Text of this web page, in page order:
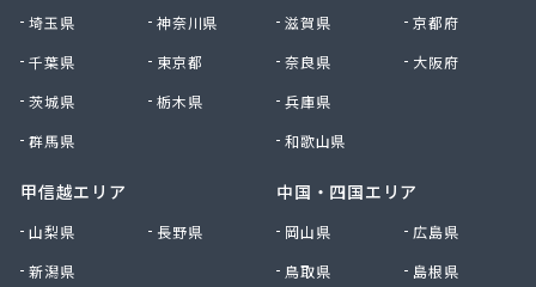
貴船商事株式会社
吉村アクティブ産業株式会社
吉武産業株式会社 福岡支店
吉武産業株式会社 福岡西営業所
吉野住宅設備機器有限会社
久留米エル・ピー・ガス株式会社
久留米ガス株式会社
埼玉県
神奈川県
千葉県
東京都
茨城県
栃木県
群馬県
甲信越エリア
山梨県
長野県
新潟県
滋賀県
京都府
奈良県
大阪府
兵庫県
和歌山県
中国・四国エリア
岡山県
広島県
鳥取県
島根県